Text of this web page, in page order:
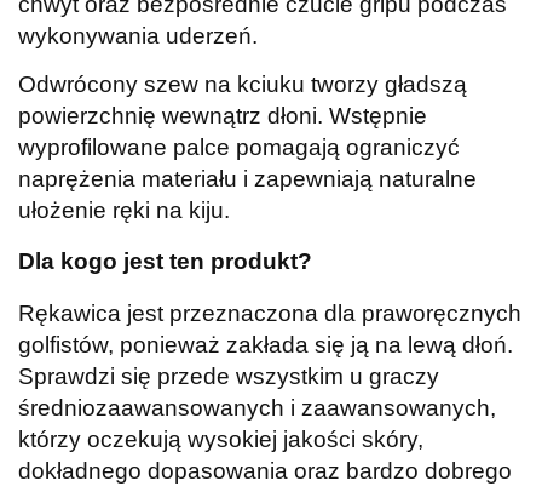
wykonywania uderzeń.
Odwrócony szew na kciuku tworzy gładszą
powierzchnię wewnątrz dłoni. Wstępnie
wyprofilowane palce pomagają ograniczyć
naprężenia materiału i zapewniają naturalne
ułożenie ręki na kiju.
Dla kogo jest ten produkt?
Rękawica jest przeznaczona dla praworęcznych
golfistów, ponieważ zakłada się ją na lewą dłoń.
Sprawdzi się przede wszystkim u graczy
średniozaawansowanych i zaawansowanych,
którzy oczekują wysokiej jakości skóry,
dokładnego dopasowania oraz bardzo dobrego